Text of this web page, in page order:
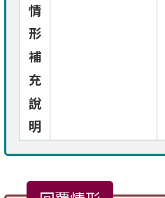
情
形
補
充
說
明